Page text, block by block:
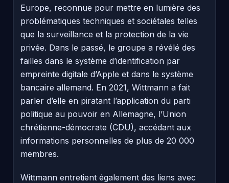
Europe, reconnue pour mettre en lumière des
problématiques techniques et sociétales telles
que la surveillance et la protection de la vie
privée. Dans le passé, le groupe a révélé des
failles dans le système d’identification par
empreinte digitale d’Apple et dans le système
bancaire allemand. En 2021, Wittmann a fait
parler d’elle en piratant l’application du parti
politique au pouvoir en Allemagne, l’Union
chrétienne-démocrate (CDU), accédant aux
informations personnelles de plus de 20 000
membres.
Wittmann entretient également des liens avec